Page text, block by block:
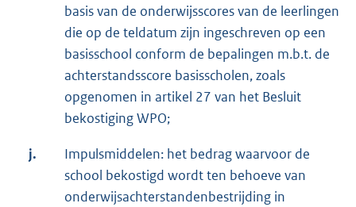
basis van de onderwijsscores van de leerlingen
die op de teldatum zijn ingeschreven op een
basisschool conform de bepalingen m.b.t. de
achterstandsscore basisscholen, zoals
opgenomen in artikel 27 van het Besluit
bekostiging WPO;
j.
Impulsmiddelen: het bedrag waarvoor de
school bekostigd wordt ten behoeve van
onderwijsachterstandenbestrijding in